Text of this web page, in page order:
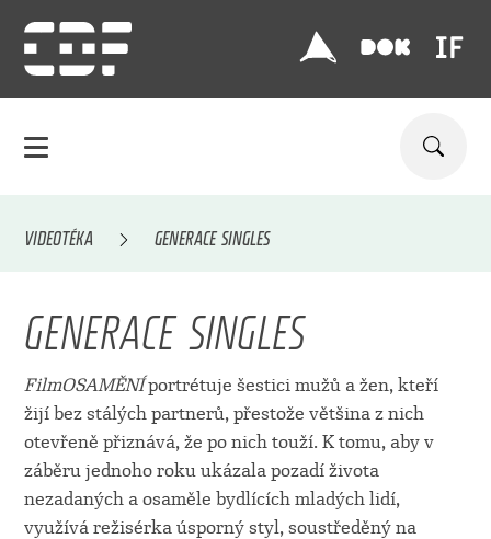
VIDEOTÉKA GENERACE SINGLES
GENERACE SINGLES
FilmOSAMĚNÍportrétuje šestici mužů a žen, kteří
žijí bez stálých partnerů, přestože většina z nich
otevřeně přiznává, že po nich touží. K tomu, aby v
záběru jednoho roku ukázala pozadí života
nezadaných a osaměle bydlících mladých lidí,
využívá režisérka úsporný styl, soustředěný na